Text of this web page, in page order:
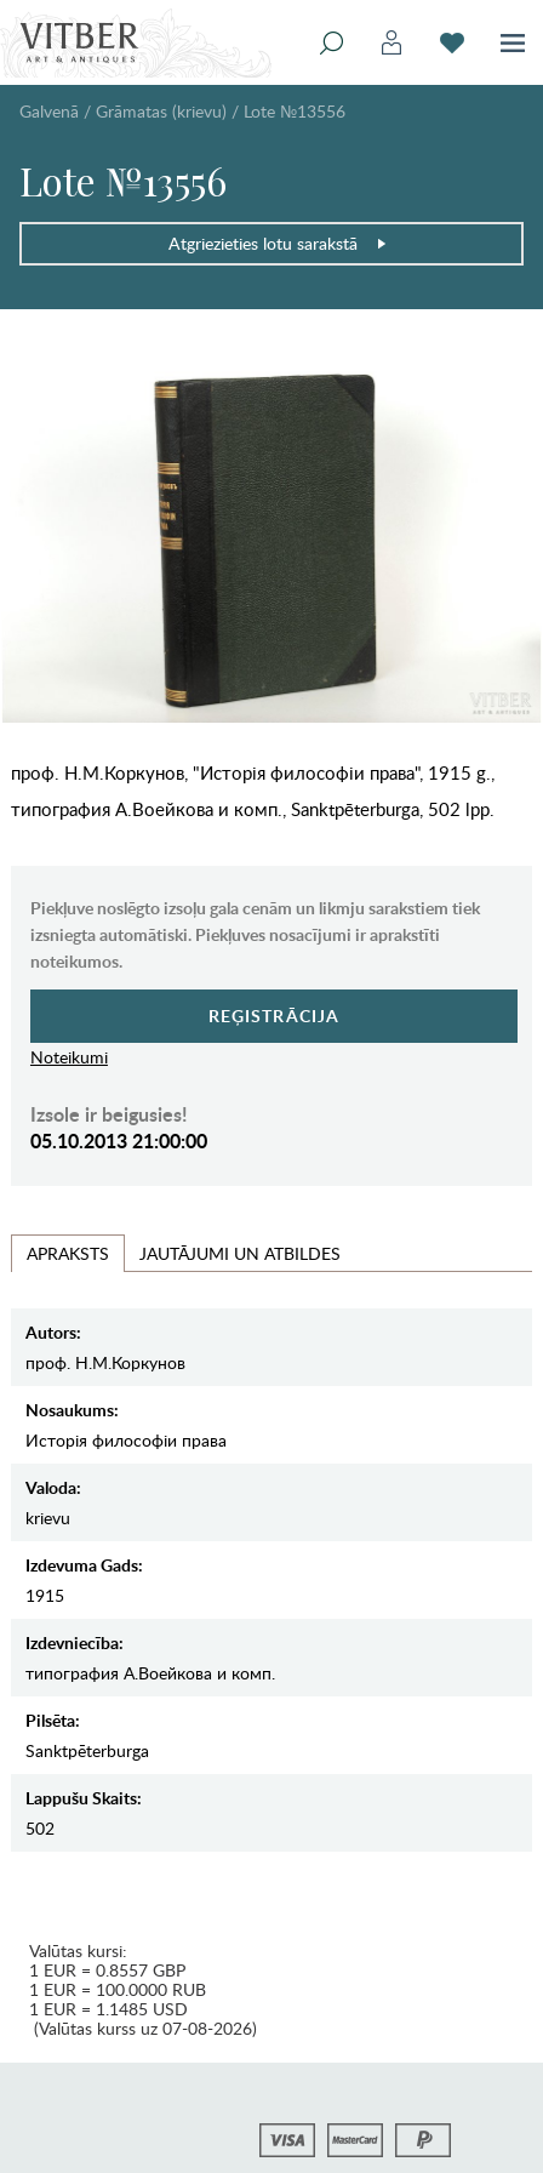
Galvenā / Grāmatas (krievu) / Lote №13556
Lote №13556
Atgriezieties lotu sarakstā
проф. Н.М.Коркунов, "Исторiя философiи права", 1915 g.,
типография А.Воейкова и комп., Sanktpēterburga, 502 lpp.
Piekļuve noslēgto izsoļu gala cenām un likmju sarakstiem tiek
izsniegta automātiski. Piekļuves nosacījumi ir aprakstīti
noteikumos.
REĢISTRĀCIJA
Noteikumi
Izsole ir beigusies!
05.10.2013 21:00:00
APRAKSTS JAUTĀJUMI UN ATBILDES
Autors:
проф. Н.М.Коркунов
Nosaukums:
Исторiя философiи права
Valoda:
krievu
Izdevuma Gads:
1915
Izdevniecība:
типография А.Воейкова и комп.
Pilsēta:
Sanktpēterburga
Lappušu Skaits:
502
Valūtas kursi:
1 EUR = 0.8557 GBP
1 EUR = 100.0000 RUB
1 EUR = 1.1485 USD
(Valūtas kurss uz 07-08-2026)